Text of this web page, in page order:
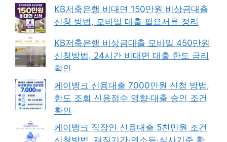
KB저축은행 비대면 150만원 비상금대출
신청 방법, 모바일 대출 필요서류 정리
KB저축은행 비상금대출 모바일 450만원
신청방법, 24시간 비대면 대출 한도 금리
확인
케이뱅크 신용대출 7000만원 신청 방법,
한도 조회 신용점수 영향·대출 승인 조건
확인
케이뱅크 직장인 신용대출 5천만원 조건